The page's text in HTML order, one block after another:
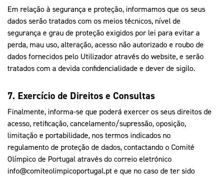
Em relação à segurança e proteção, informamos que os seus
dados serão tratados com os meios técnicos, nível de
segurança e grau de proteção exigidos por lei para evitar a
perda, mau uso, alteração, acesso não autorizado e roubo de
dados fornecidos pelo Utilizador através do website, e serão
tratados com a devida confidencialidade e dever de sigilo.
7. Exercício de Direitos e Consultas
Finalmente, informa-se que poderá exercer os seus direitos de
acesso, retificação, cancelamento/supressão, oposição,
limitação e portabilidade, nos termos indicados no
regulamento de proteção de dados, contactando o Comité
Olímpico de Portugal através do correio eletrónico
info@comiteolimpicoportugal.pt e que no caso de ter sido